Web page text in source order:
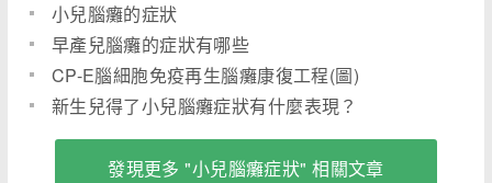
小兒腦癱的症狀
早產兒腦癱的症狀有哪些
CP-E腦細胞免疫再生腦癱康復工程(圖)
新生兒得了小兒腦癱症狀有什麼表現？
發現更多 "小兒腦癱症狀" 相關文章